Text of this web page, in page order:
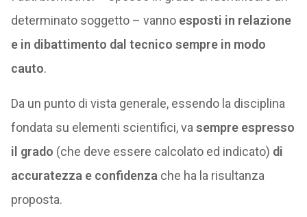
determinato soggetto – vanno esposti in relazione
e in dibattimento dal tecnico sempre in modo
cauto.
Da un punto di vista generale, essendo la disciplina
fondata su elementi scientifici, va sempre espresso
il grado (che deve essere calcolato ed indicato) di
accuratezza e confidenza che ha la risultanza
proposta.